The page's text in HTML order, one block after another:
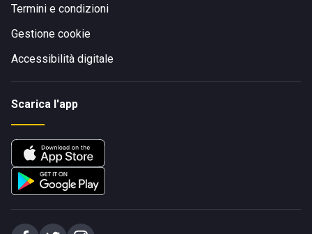
Termini e condizioni
Gestione cookie
Accessibilità digitale
Scarica l'app